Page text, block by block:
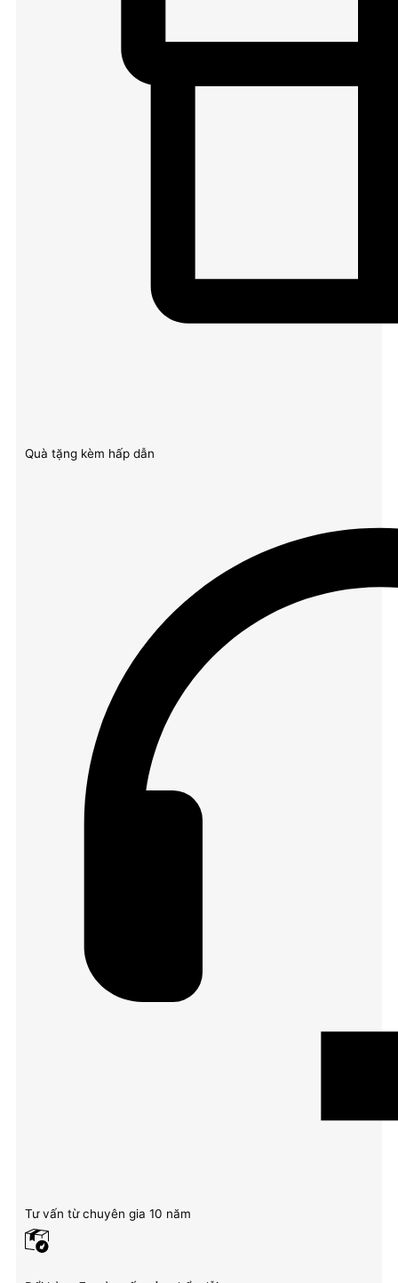
Quà tặng kèm hấp dẫn
Tư vấn từ chuyên gia 10 năm